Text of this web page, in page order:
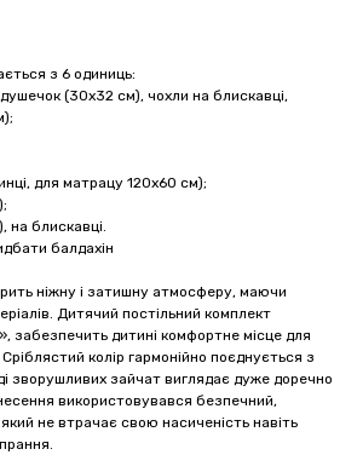
з 6 одиниць:
(30х32 см), чохли на блискавці,
для матрацу 120х60 см);
на блискавці.
балдахін
ніжну і затишну атмосферу, маючи
Дитячий постільний комплект
забезпечить дитині комфортне місце для
колір гармонійно поєднується з
зворушливих зайчат виглядає дуже доречно
використовувався безпечний,
не втрачає свою насиченість навіть